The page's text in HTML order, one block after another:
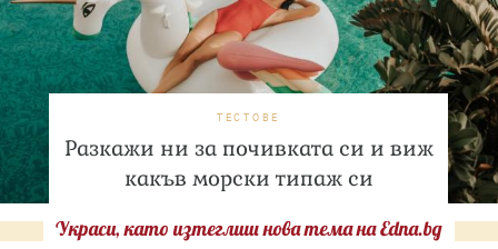
ТЕСТОВЕ
Разкажи ни за почивката си и виж
какъв морски типаж си
Украси, като изтеглиш нова тема на Edna.bg